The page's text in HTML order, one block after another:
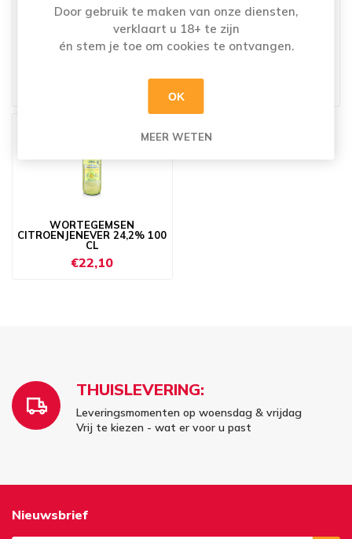
WORTEGEMSEN
CITROENJENEVER 24,2% 100
CL
€22,10
THUISLEVERING:
Leveringsmomenten op woensdag & vrijdag
Vrij te kiezen - wat er voor u past
Nieuwsbrief
Door gebruik te maken van onze diensten,
verklaart u 18+ te zijn
én stem je toe om cookies te ontvangen.
OK
MEER WETEN